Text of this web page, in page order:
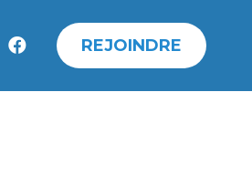
REJOINDRE